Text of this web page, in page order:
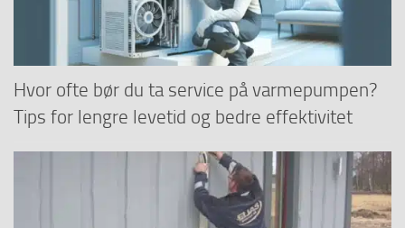
Hvor ofte bør du ta service på varmepumpen?
Tips for lengre levetid og bedre effektivitet